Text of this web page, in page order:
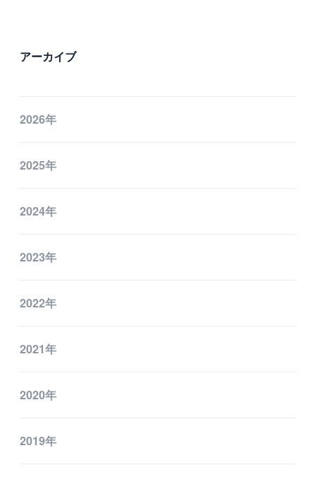
アーカイブ
2026年
2025年
2024年
2023年
2022年
2021年
2020年
2019年